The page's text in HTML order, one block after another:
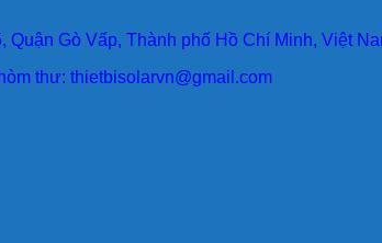
Gò Vấp, Thành phố Hồ Chí Minh, Việt
thư: thietbisolarvn@gmail.com